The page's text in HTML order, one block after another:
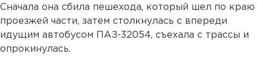
Сначала она сбила пешехода, который шел по краю
проезжей части, затем столкнулась с впереди
идущим автобусом ПАЗ-32054, съехала с трассы и
опрокинулась.